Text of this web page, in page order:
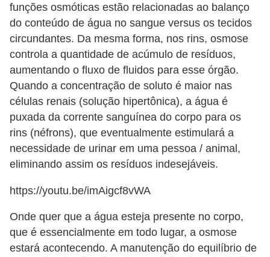
funções osmóticas estão relacionadas ao balanço
do conteúdo de água no sangue versus os tecidos
circundantes. Da mesma forma, nos rins, osmose
controla a quantidade de acúmulo de resíduos,
aumentando o fluxo de fluidos para esse órgão.
Quando a concentração de soluto é maior nas
células renais (solução hipertônica), a água é
puxada da corrente sanguínea do corpo para os
rins (néfrons), que eventualmente estimulará a
necessidade de urinar em uma pessoa / animal,
eliminando assim os resíduos indesejáveis.
https://youtu.be/imAigcf8vWA
Onde quer que a água esteja presente no corpo,
que é essencialmente em todo lugar, a osmose
estará acontecendo. A manutenção do equilíbrio de